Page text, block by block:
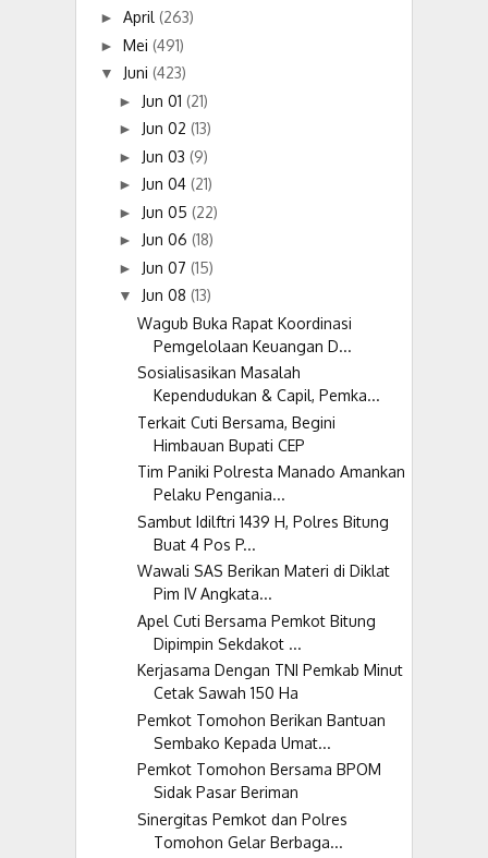
► April (263)
► Mei (491)
▼ Juni (423)
► Jun 01 (21)
► Jun 02 (13)
► Jun 03 (9)
► Jun 04 (21)
► Jun 05 (22)
► Jun 06 (18)
► Jun 07 (15)
▼ Jun 08 (13)
Wagub Buka Rapat Koordinasi
Pemgelolaan Keuangan D...
Sosialisasikan Masalah
Kependudukan & Capil, Pemka...
Terkait Cuti Bersama, Begini
Himbauan Bupati CEP
Tim Paniki Polresta Manado Amankan
Pelaku Pengania...
Sambut Idilftri 1439 H, Polres Bitung
Buat 4 Pos P...
Wawali SAS Berikan Materi di Diklat
Pim IV Angkata...
Apel Cuti Bersama Pemkot Bitung
Dipimpin Sekdakot ...
Kerjasama Dengan TNI Pemkab Minut
Cetak Sawah 150 Ha
Pemkot Tomohon Berikan Bantuan
Sembako Kepada Umat...
Pemkot Tomohon Bersama BPOM
Sidak Pasar Beriman
Sinergitas Pemkot dan Polres
Tomohon Gelar Berbaga...